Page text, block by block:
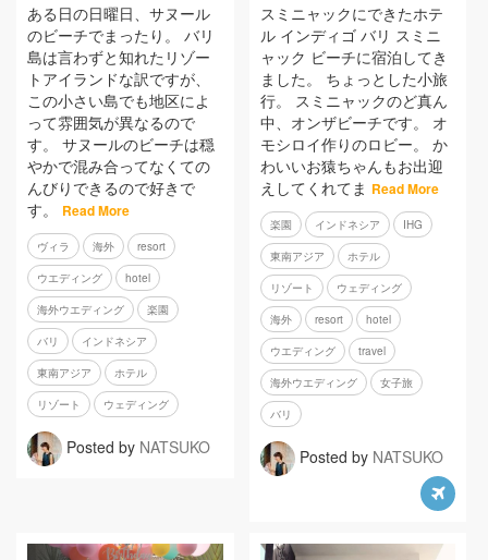
ある日の日曜日、サヌール
のビーチでまったり。 バリ
島は言わずと知れたリゾー
トアイランドな訳ですが、
この小さい島でも地区によ
って雰囲気が異なるので
す。 サヌールのビーチは穏
やかで混み合ってなくての
んびりできるので好きで
す。
Read More
ヴィラ 海外 resort
ウエディング hotel
海外ウエディング 楽園
バリ インドネシア
東南アジア ホテル
リゾート ウェディング
Posted by NATSUKO
スミニャックにできたホテ
ル インディゴ バリ スミニ
ャック ビーチに宿泊してき
ました。 ちょっとした小旅
行。 スミニャックのど真ん
中、オンザビーチです。 オ
モシロイ作りのロビー。 か
わいいお猿ちゃんもお出迎
えしてくれてま Read More
楽園 インドネシア IHG
東南アジア ホテル
リゾート ウェディング
海外 resort hotel
ウエディング travel
海外ウエディング 女子旅
バリ
Posted by NATSUKO